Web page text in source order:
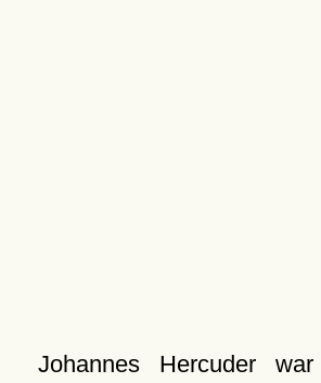
Johannes Hercuder war